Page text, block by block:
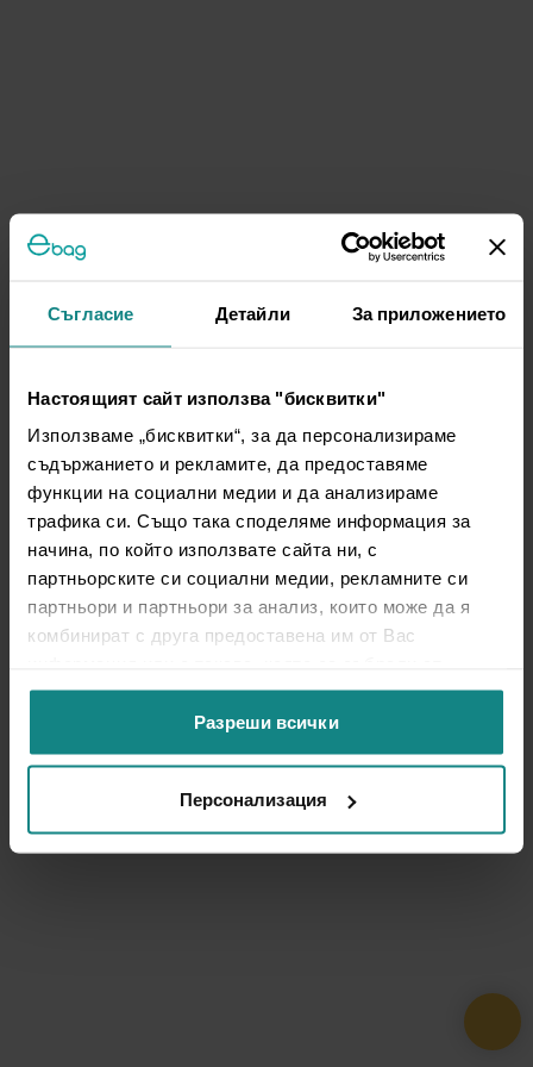
Съгласие Детайли За приложението
Настоящият сайт използва "бисквитки"
Използваме „бисквитки“, за да персонализираме
съдържанието и рекламите, да предоставяме
функции на социални медии и да анализираме
трафика си. Също така споделяме информация за
начина, по който използвате сайта ни, с
партньорските си социални медии, рекламните си
партньори и партньори за анализ, които може да я
комбинират с друга предоставена им от Вас
ползването от Ваша страна на услугите им.
Разреши всички
Персонализация